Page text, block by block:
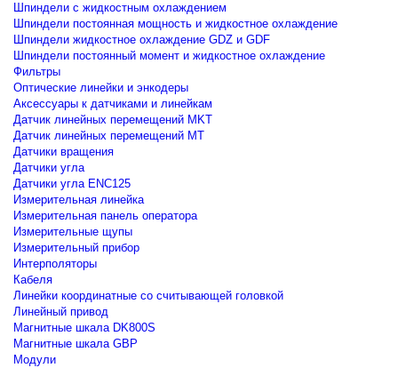
Шпиндели с жидкостным охлаждением
Шпиндели постоянная мощность и жидкостное охлаждение
Шпиндели жидкостное охлаждение GDZ и GDF
Шпиндели постоянный момент и жидкостное охлаждение
Фильтры
Оптические линейки и энкодеры
Аксессуары к датчиками и линейкам
Датчик линейных перемещений MKT
Датчик линейных перемещений MT
Датчики вращения
Датчики угла
Датчики угла ENC125
Измерительная линейка
Измерительная панель оператора
Измерительные щупы
Измерительный прибор
Интерполяторы
Кабеля
Линейки координатные со считывающей головкой
Линейный привод
Магнитные шкала DK800S
Магнитные шкала GBP
Модули